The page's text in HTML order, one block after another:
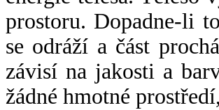
prostoru. Dopadne-li
se odráží a část
závisí na jakosti a
žádné hmotné